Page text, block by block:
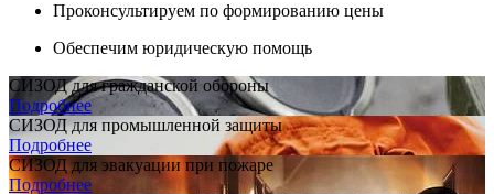
Проконсультируем по формированию цены
Обеспечим юридическую помощь
СИЗОД для гражданской обороны
Подробнее
СИЗОД для промышленной защиты
Подробнее
СИЗОД для эвакуации при пожаре
Подробнее